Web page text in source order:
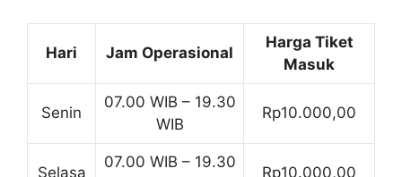
Hari Jam Operasional
Harga Tiket
Masuk
Senin
07.00 WIB – 19.30
WIB
Rp10.000,00
Selasa
07.00 WIB – 19.30
Rp10.000,00